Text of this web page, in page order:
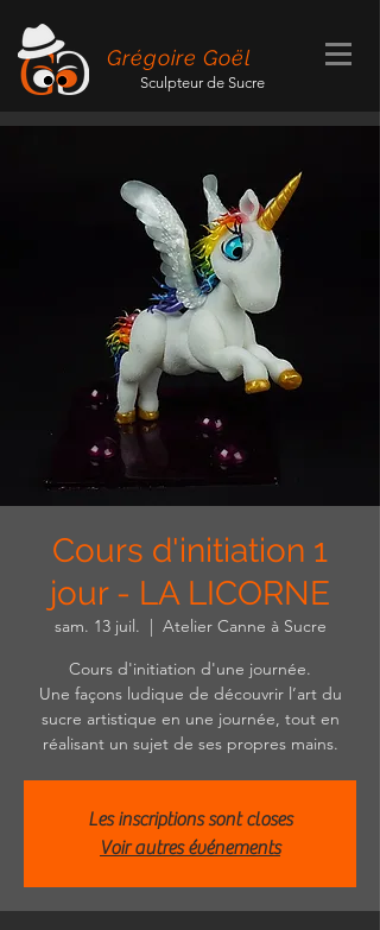
Grégoire Goël
Sculpteur de Sucre
Cours d'initiation 1
jour - LA LICORNE
sam. 13 juil.
  |
Atelier Canne à Sucre
Cours d'initiation d'une journée.
Une façons ludique de découvrir l’art du
sucre artistique en une journée, tout en
réalisant un sujet de ses propres mains.
Les inscriptions sont closes
Voir autres événements